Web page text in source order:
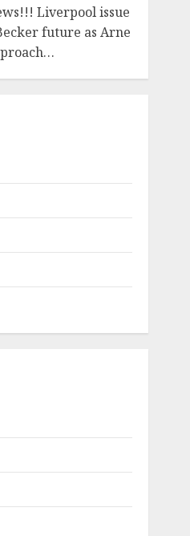
Liverpool issue
future as Arne